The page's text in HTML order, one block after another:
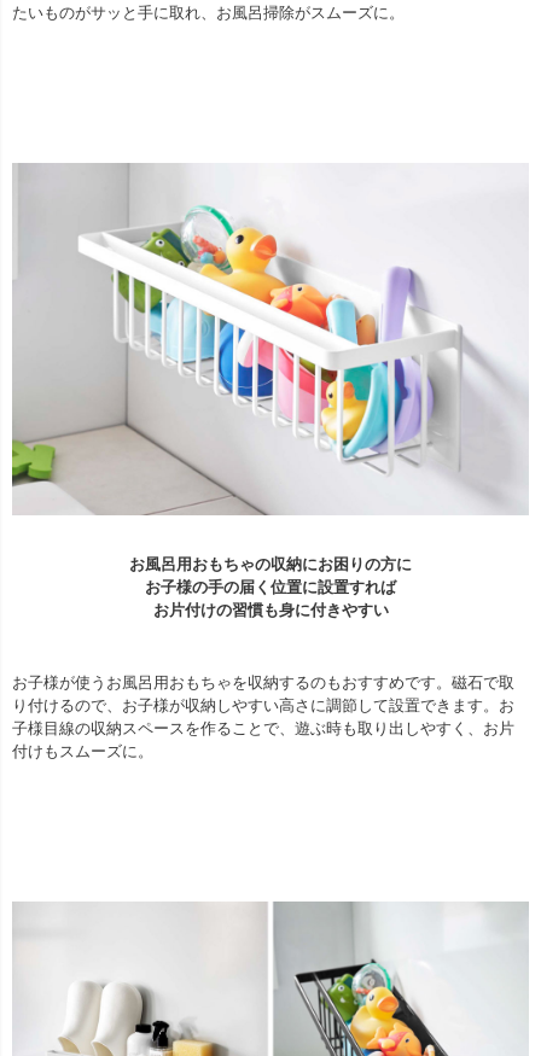
たいものがサッと手に取れ、お風呂掃除がスムーズに。
お風呂用おもちゃの収納にお困りの方に
お子様の手の届く位置に設置すれば
お片付けの習慣も身に付きやすい
お子様が使うお風呂用おもちゃを収納するのもおすすめです。磁石で取
り付けるので、お子様が収納しやすい高さに調節して設置できます。お
子様目線の収納スペースを作ることで、遊ぶ時も取り出しやすく、お片
付けもスムーズに。